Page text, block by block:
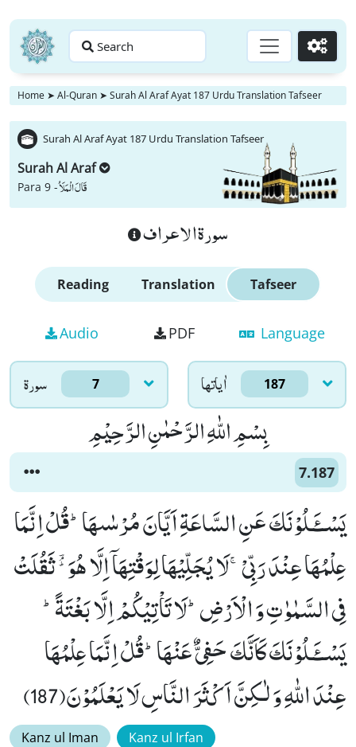
Search Go
Home ➤ Al-Quran ➤ Surah Al Araf Ayat 187 Urdu Translation Tafseer
Surah Al Araf Ayat 187 Urdu Translation Tafseer
Surah Al Araf
Para 9 -قَالَ الْمَلَاُ
سورة الاعراف
Reading Translation Tafseer
Audio PDF Language
سورۃ 7 اٰياتها 187
بِسْمِ اللّٰهِ الرَّحْمٰنِ الرَّحِیْمِ
7.187
یَسْــٴَـلُوْنَكَ عَنِ السَّاعَةِ اَیَّانَ مُرْسٰىهَاؕ-قُلْ اِنَّمَا
عِلْمُهَا عِنْدَ رَبِّیْۚ-لَا یُجَلِّیْهَا لِوَقْتِهَاۤ اِلَّا هُوَ ﲪ ثَقُلَتْ
فِی السَّمٰوٰتِ وَ الْاَرْضِؕ-لَا تَاْتِیْكُمْ اِلَّا بَغْتَةًؕ-
یَسْــٴَـلُوْنَكَ كَاَنَّكَ حَفِیٌّ عَنْهَاؕ-قُلْ اِنَّمَا عِلْمُهَا
عِنْدَ اللّٰهِ وَ لٰـكِنَّ اَكْثَرَ النَّاسِ لَا یَعْلَمُوْنَ(187)
Kanz ul Iman Kanz ul Irfan